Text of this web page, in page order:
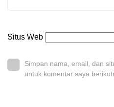
Situs Web
Simpan nama, email, dan
untuk komentar saya